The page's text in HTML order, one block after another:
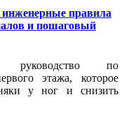
инженерные правила
и пошаговый
руководство по
этажа, которое
у ног и снизить